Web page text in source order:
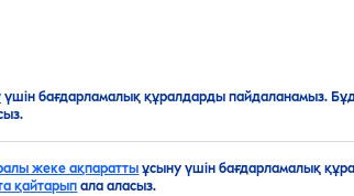
үшін бағдарламалық құралдарды пайдаланамыз.
жеке ақпаратты ұсыну үшін бағдарламалық
қайтарып ала аласыз.